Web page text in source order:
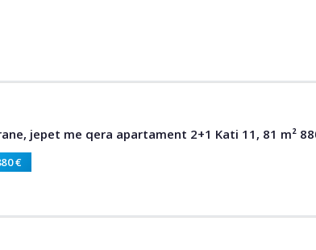
jepet me qera apartament 2+1 Kati 11, 81 m²
€